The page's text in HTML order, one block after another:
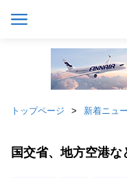
トップページ 新着ニュ
国交省、地方空港